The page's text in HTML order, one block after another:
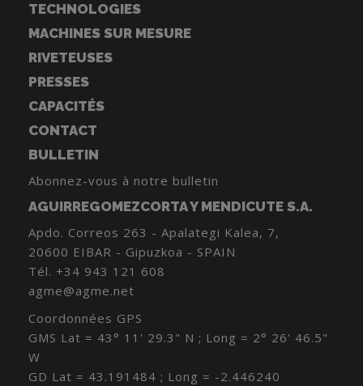
TECHNOLOGIES
MACHINES SUR MESURE
RIVETEUSES
PRESSES
CAPACITÉS
CONTACT
BULLETIN
Abonnez-vous à notre bulletin
AGUIRREGOMEZCORTA Y MENDICUTE S.A.
Apdo. Correos 263 - Apalategi Kalea, 7,
20600 EIBAR - Gipuzkoa - SPAIN
Tél. +34 943 121 608
agme@agme.net
Coordonnées GPS
GMS Lat = 43° 11' 29.3" N ; Long = 2° 26' 46.5"
W
GD Lat = 43.191484 ; Long = -2.446240